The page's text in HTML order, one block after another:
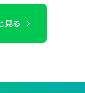
見る